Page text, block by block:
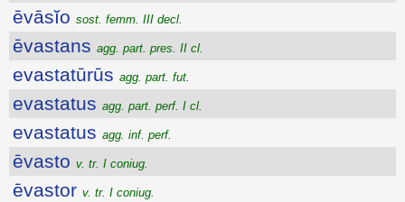
ēvāsĭo sost. femm. III decl.
ēvastans agg. part. pres. II cl.
evastatūrūs agg. part. fut.
evastatus agg. part. perf. I cl.
evastatus agg. inf. perf.
ēvasto v. tr. I coniug.
ēvastor v. tr. I coniug.